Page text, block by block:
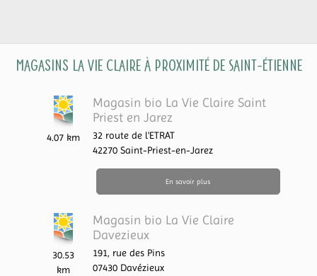
Magasins La Vie Claire à proximité de Saint-Étienne
4.07 km
Magasin bio La Vie Claire Saint
Priest en Jarez
32 route de l'ETRAT
42270 Saint-Priest-en-Jarez
En savoir plus
30.53
km
Magasin bio La Vie Claire
Davezieux
191, rue des Pins
07430 Davézieux